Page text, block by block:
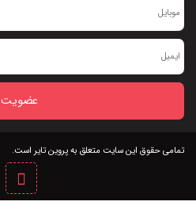
عضویت
تمامی حقوق این سایت متعلق به پروین تایر است.